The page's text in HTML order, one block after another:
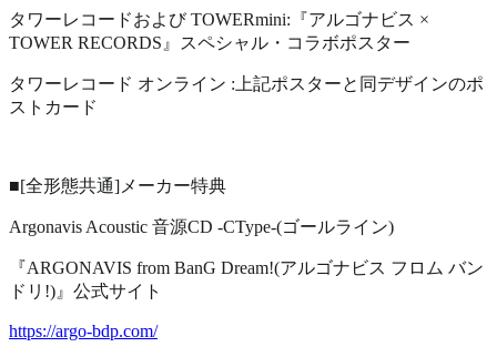
タワーレコードおよび TOWERmini:『アルゴナビス ×
TOWER RECORDS』スペシャル・コラボポスター
タワーレコード オンライン :上記ポスターと同デザインのポ
ストカード
■[全形態共通]メーカー特典
Argonavis Acoustic 音源CD -CType-(ゴールライン)
『ARGONAVIS from BanG Dream!(アルゴナビス フロム バン
ドリ!)』公式サイト
https://argo-bdp.com/